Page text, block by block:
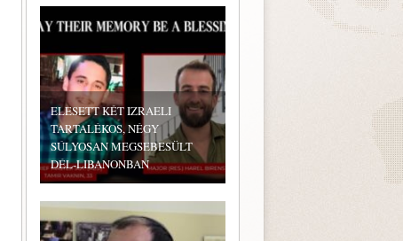
ELESETT KÉT IZRAELI
TARTALÉKOS, NÉGY
SÚLYOSAN MEGSEBESÜLT
DÉL-LIBANONBAN